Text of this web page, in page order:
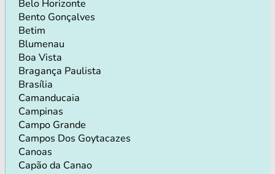
Belo Horizonte
Bento Gonçalves
Betim
Blumenau
Boa Vista
Bragança Paulista
Brasília
Camanducaia
Campinas
Campo Grande
Campos Dos Goytacazes
Canoas
Capão da Canao